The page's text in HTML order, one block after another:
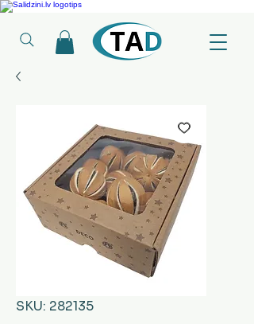
Ledusskapji, Sadzīves tehnika, Smaržas,
SKU: 282135